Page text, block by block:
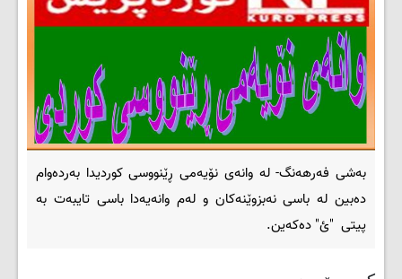
بەشی فەرهەنگ- لە وانەی نۆیەمی ڕێنووسی کوردیدا بەردەوام
دەبین لە باسی نەبزوێنەکان و لەم وانەیەدا باسی تایبەت بە
پیتی "ئ" دەکەین.